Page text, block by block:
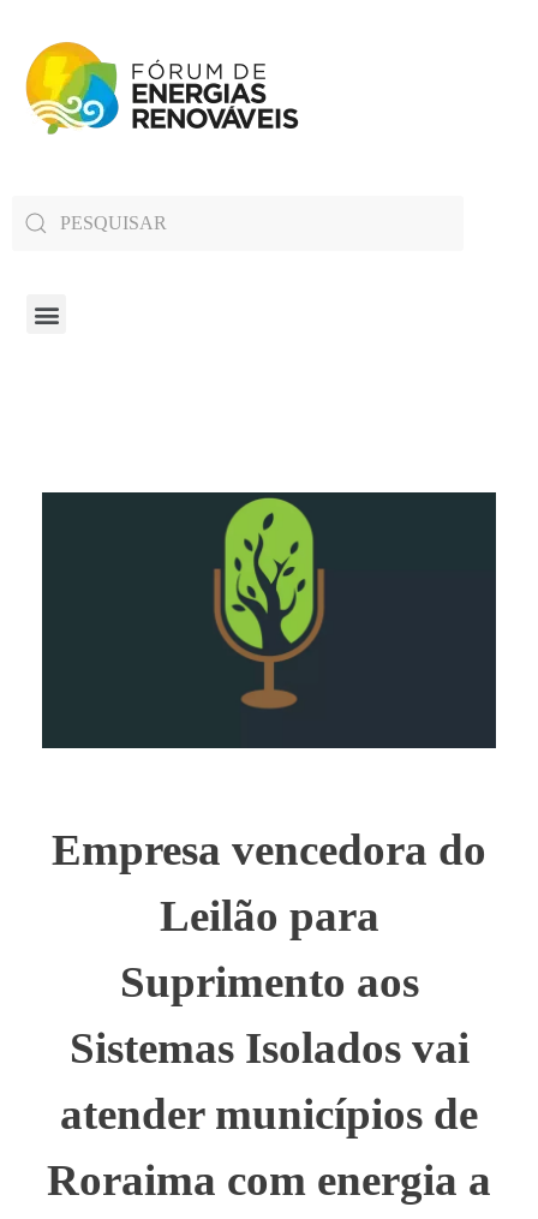
Empresa vencedora do
Leilão para
Suprimento aos
Sistemas Isolados vai
atender municípios de
Roraima com energia a